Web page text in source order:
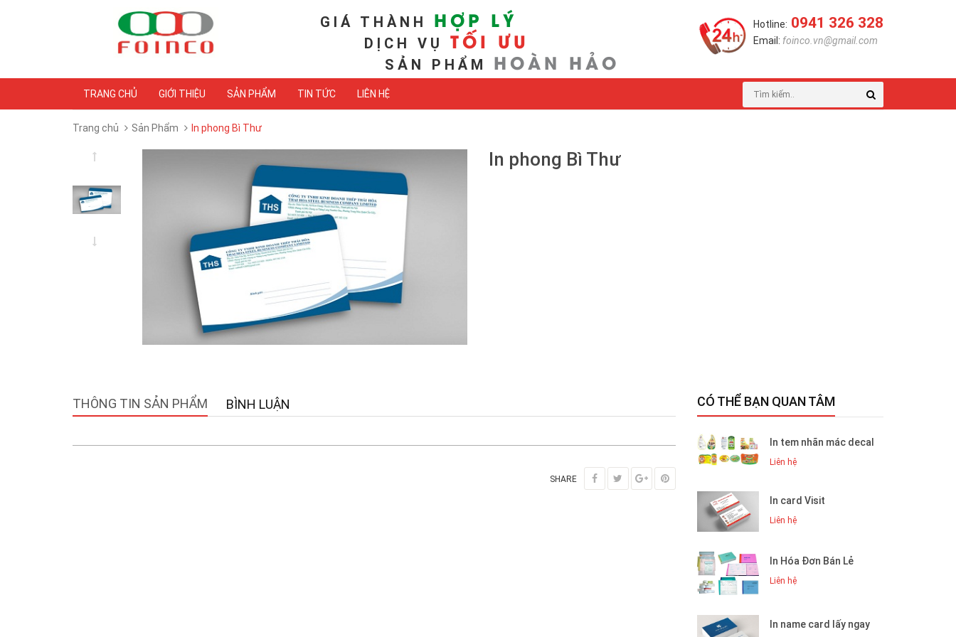
GIÁ THÀNH HỢP LÝ
DỊCH VỤ TỐI ƯU
SẢN PHẨM HOÀN HẢO
Hotline: 0941 326 328
Email: foinco.vn@gmail.com
TRANG CHỦ GIỚI THIỆU SẢN PHẨM TIN TỨC LIÊN HỆ
Trang chủ Sản Phẩm In phong Bì Thư
In phong Bì Thư
THÔNG TIN SẢN PHẨM BÌNH LUẬN
SHARE
CÓ THỂ BẠN QUAN TÂM
In tem nhãn mác decal
Liên hệ
In card Visit
Liên hệ
In Hóa Đơn Bán Lẻ
Liên hệ
In name card lấy ngay